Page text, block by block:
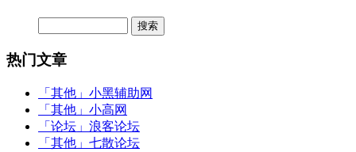
热门文章
「其他」 小黑辅助网
「其他」 小高网
「论坛」 浪客论坛
「其他」 七散论坛